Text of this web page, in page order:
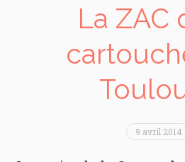
La ZAC
9 avril 2014